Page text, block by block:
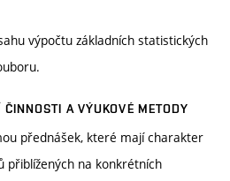
výpočtu základních statistických
A VÝUKOVÉ METODY
přednášek, které mají charakter
přiblížených na konkrétních